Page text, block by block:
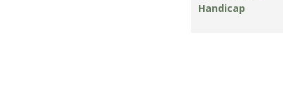
Handicap